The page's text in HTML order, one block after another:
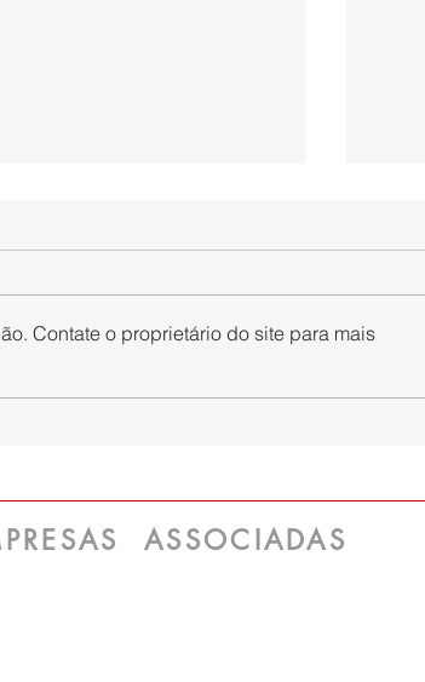
Westrock apresenta
Contate o proprietário do site para mais
ASSOCIADAS